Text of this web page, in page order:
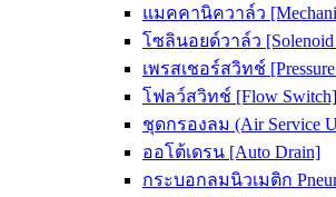
แมคคานิควาล์ว
โซลินอยด์วาล์ว [Solenoid
เพรสเชอร์สวิทช์
โฟลว์สวิทช์ [Flow Switch]
ชุดกรองลม (Air Service
ออโต้เดรน [Auto Drain]
กระบอกลมนิวเมติก